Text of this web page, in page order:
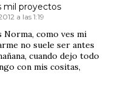
mil proyectos
a las 1:19
Norma, como ves mi
no suele ser antes
cuando dejo todo
con mis cositas,